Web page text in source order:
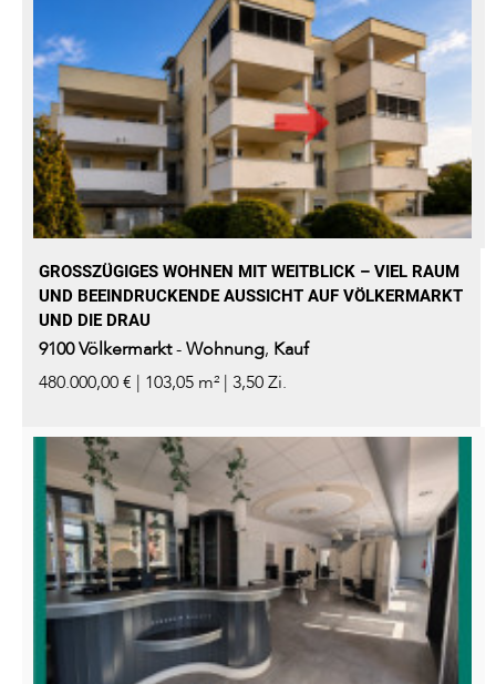
GROSSZÜGIGES WOHNEN MIT WEITBLICK – VIEL RAUM U
ND BEEINDRUCKENDE AUSSICHT AUF VÖLKERMARKT U
ND DIE DRAU
9100Völkermarkt-Wohnung, Kauf
480.000,00 € | 103,05 m² | 3,50 Zi.